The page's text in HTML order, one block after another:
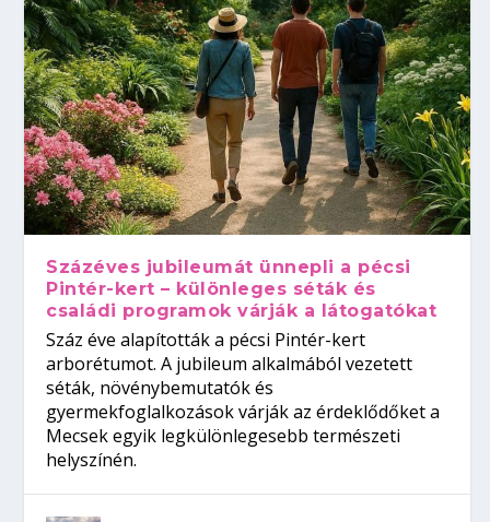
Százéves jubileumát ünnepli a pécsi
Pintér-kert – különleges séták és
családi programok várják a látogatókat
Száz éve alapították a pécsi Pintér-kert
arborétumot. A jubileum alkalmából vezetett
séták, növénybemutatók és
gyermekfoglalkozások várják az érdeklődőket a
Mecsek egyik legkülönlegesebb természeti
helyszínén.